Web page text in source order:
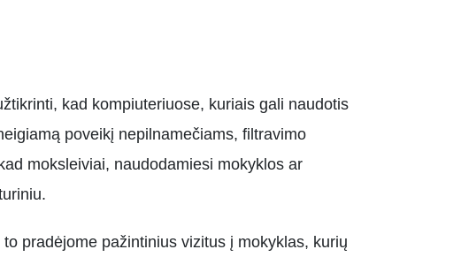
kad kompiuteriuose, kuriais gali naudotis
poveikį nepilnamečiams, filtravimo
moksleiviai, naudodamiesi mokyklos ar
pradėjome pažintinius vizitus į mokyklas, kurių